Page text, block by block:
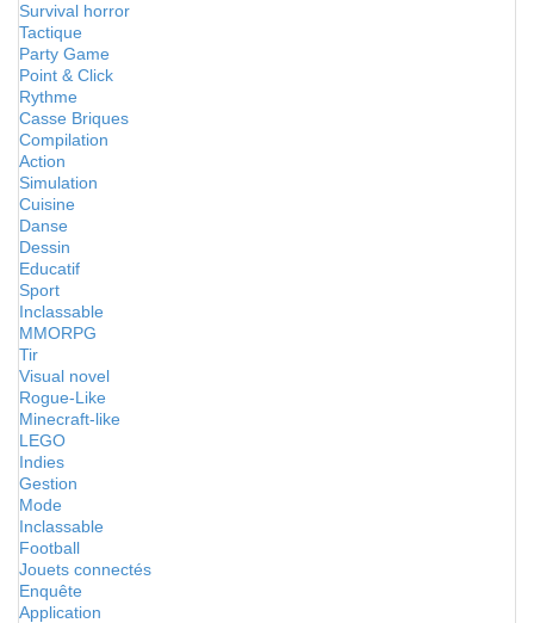
Survival horror
Tactique
Party Game
Point & Click
Rythme
Casse Briques
Compilation
Action
Simulation
Cuisine
Danse
Dessin
Educatif
Sport
Inclassable
MMORPG
Tir
Visual novel
Rogue-Like
Minecraft-like
LEGO
Indies
Gestion
Mode
Inclassable
Football
Jouets connectés
Enquête
Application